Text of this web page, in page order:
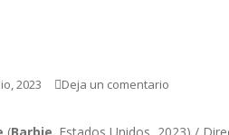
2023 Deja un comentario